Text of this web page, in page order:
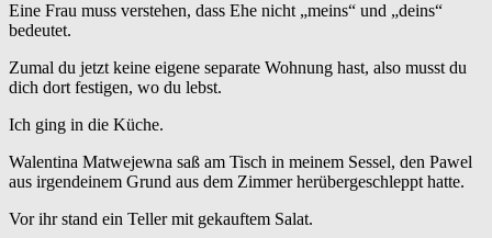
Eine Frau muss verstehen, dass Ehe nicht „meins“ und „deins“
bedeutet.
Zumal du jetzt keine eigene separate Wohnung hast, also musst du
dich dort festigen, wo du lebst.
Ich ging in die Küche.
Walentina Matwejewna saß am Tisch in meinem Sessel, den Pawel
aus irgendeinem Grund aus dem Zimmer herübergeschleppt hatte.
Vor ihr stand ein Teller mit gekauftem Salat.